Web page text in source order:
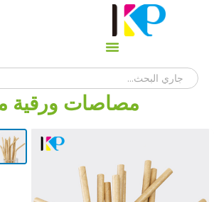
مصاصات ورقية